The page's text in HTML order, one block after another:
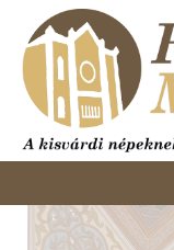
Ugrás a tartalomra